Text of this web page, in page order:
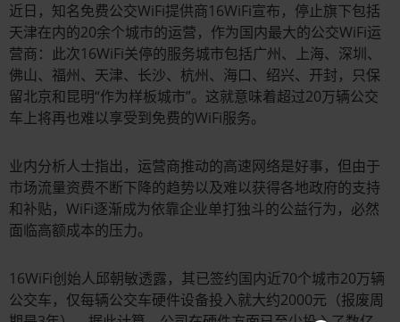
近日，知名免费公交WiFi提供商16WiFi宣布，停止旗下包括
天津在内的20余个城市的运营，作为国内最大的公交WiFi运
营商：此次16WiFi关停的服务城市包括广州、上海、深圳、
佛山、福州、天津、长沙、杭州、海口、绍兴、开封，只保
留北京和昆明“作为样板城市”。这就意味着超过20万辆公交
车上将再也难以享受到免费的WiFi服务。
业内分析人士指出，运营商推动的高速网络是好事，但由于
市场流量资费不断下降的趋势以及难以获得各地政府的支持
和补贴，WiFi逐渐成为依靠企业单打独斗的公益行为，必然
面临高额成本的压力。
16WiFi创始人邱朝敏透露，其已签约国内近70个城市20万辆
公交车，仅每辆公交车硬件设备投入就大约2000元（报废周